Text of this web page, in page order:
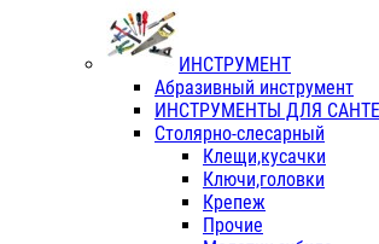
ИНСТРУМЕНТ
Абразивный инструмент
ИНСТРУМЕНТЫ ДЛЯ
Столярно-слесарный
Клещи,кусачки
Ключи,головки
Крепеж
Прочие